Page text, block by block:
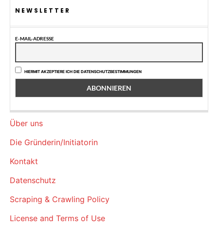
NEWSLETTER
E-MAIL-ADRESSE
HIERMIT AKZEPTIERE ICH DIE DATENSCHUTZBESTIMMUNGEN
Über uns
Die Gründerin/Initiatorin
Kontakt
Datenschutz
Scraping & Crawling Policy
License and Terms of Use